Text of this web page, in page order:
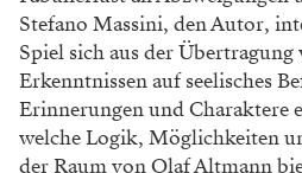
Stefano Massini, den Autor,
Spiel sich aus der
Erkenntnissen auf seelisches
Erinnerungen und Charaktere
welche Logik, Möglichkeiten
der Raum von Olaf Altmann